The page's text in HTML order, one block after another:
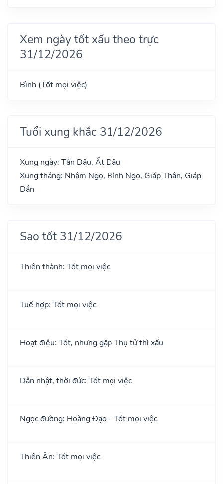
Xem ngày tốt xấu theo trực
31/12/2026
Bình (Tốt mọi việc)
Tuổi xung khắc 31/12/2026
Xung ngày: Tân Dậu, Ất Dậu
Xung tháng: Nhâm Ngọ, Bính Ngọ, Giáp Thân, Giáp
Dần
Sao tốt 31/12/2026
Thiên thành: Tốt mọi việc
Tuế hợp: Tốt mọi việc
Hoạt điệu: Tốt, nhưng gặp Thụ tử thì xấu
Dân nhật, thời đức: Tốt mọi việc
Ngọc đường: Hoàng Đạo - Tốt mọi việc
Thiên Ân: Tốt mọi việc